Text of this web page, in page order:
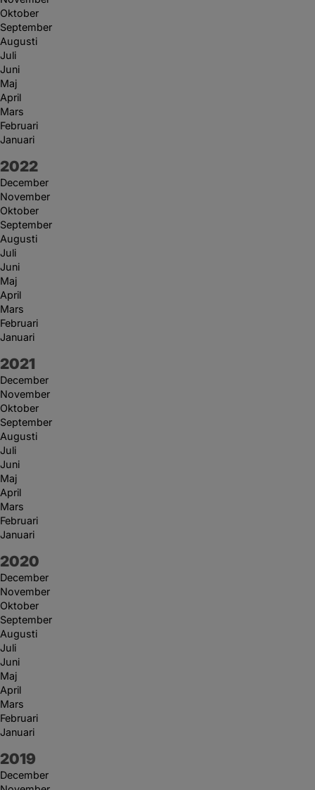
Oktober
September
Augusti
Juli
Juni
Maj
April
Mars
Februari
Januari
År:
2022
December
November
Oktober
September
Augusti
Juli
Juni
Maj
April
Mars
Februari
Januari
År:
2021
December
November
Oktober
September
Augusti
Juli
Juni
Maj
April
Mars
Februari
Januari
År:
2020
December
November
Oktober
September
Augusti
Juli
Juni
Maj
April
Mars
Februari
Januari
År:
2019
December